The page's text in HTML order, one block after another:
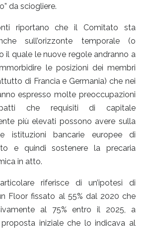
da sciogliere.
riportano che il Comitato sta
sull’orizzonte temporale (o
il quale le nuove regole andranno a
le posizioni dei membri
di Francia e Germania) che nei
espresso molte preoccupazioni
che requisiti di capitale
più elevati possono avere sulla
istituzioni bancarie europee di
e quindi sostenere la precaria
in atto.
riferisce di un’ipotesi di
Floor fissato al 55% dal 2020 che
al 75% entro il 2025, a
iniziale che lo indicava al